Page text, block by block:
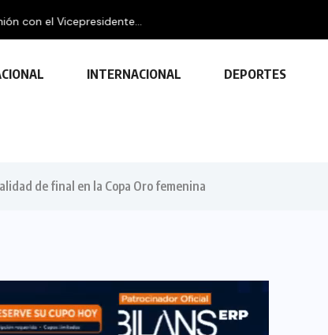
INTERNACIONAL DEPORTES
de final en la Copa Oro femenina
23 FEBRERO, 2024